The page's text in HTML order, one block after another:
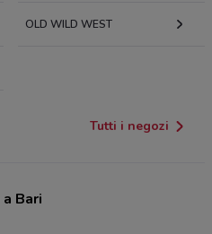
OLD WILD WEST
Tutti i negozi
Bari